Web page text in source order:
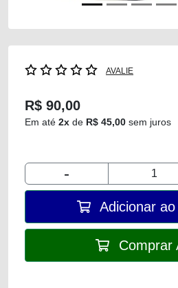
AVALIE
R$ 90,00
Em até 2x de R$ 45,00 sem juros
-
Adicionar
Comprar